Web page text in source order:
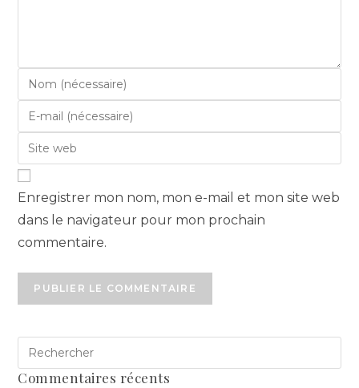
Enregistrer mon nom, mon e-mail et mon site web
dans le navigateur pour mon prochain
commentaire.
Commentaires récents